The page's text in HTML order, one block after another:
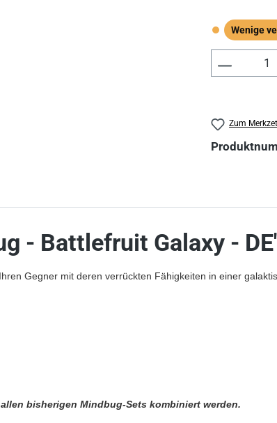
Wenige
Wenige
Zum
- Battlefruit Galaxy -
Gegner mit deren verrückten Fähigkeiten in einer
bisherigen Mindbug-Sets kombiniert werden.